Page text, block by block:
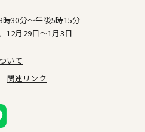
30分～午後5時15分
12月29日～1月3日
いて
関連リンク